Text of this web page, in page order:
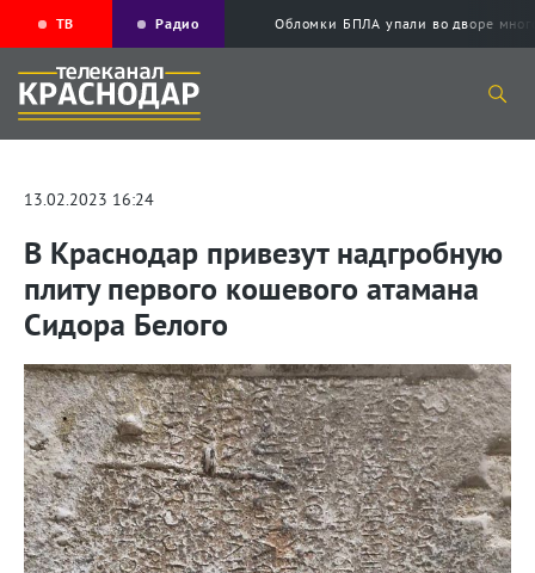
ТВ Радио Обломки БПЛА упали во дворе
13.02.2023 16:24
В Краснодар привезут надгробную
плиту первого кошевого атамана
Сидора Белого